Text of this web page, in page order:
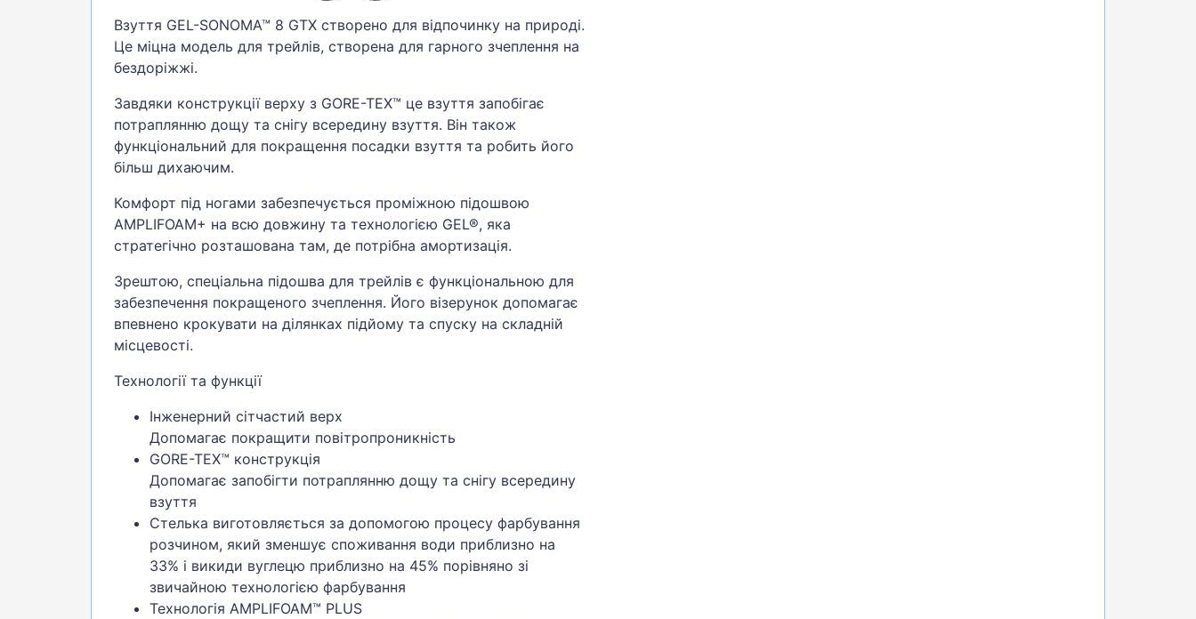
Взуття GEL-SONOMA™ 8 GTX створено для відпочинку на природі.
Це міцна модель для трейлів, створена для гарного зчеплення на
бездоріжжі.
Завдяки конструкції верху з GORE-TEX™ це взуття запобігає
потраплянню дощу та снігу всередину взуття. Він також
функціональний для покращення посадки взуття та робить його
більш дихаючим.
Комфорт під ногами забезпечується проміжною підошвою
AMPLIFOAM+ на всю довжину та технологією GEL®, яка
стратегічно розташована там, де потрібна амортизація.
Зрештою, спеціальна підошва для трейлів є функціональною для
забезпечення покращеного зчеплення. Його візерунок допомагає
впевнено крокувати на ділянках підйому та спуску на складній
місцевості.
Технології та функції
Інженерний сітчастий верх
Допомагає покращити повітропроникність
GORE-TEX™ конструкція
Допомагає запобігти потраплянню дощу та снігу всередину
взуття
Стелька виготовляється за допомогою процесу фарбування
розчином, який зменшує споживання води приблизно на
33% і викиди вуглецю приблизно на 45% порівняно зі
звичайною технологією фарбування
Технологія AMPLIFOAM™ PLUS